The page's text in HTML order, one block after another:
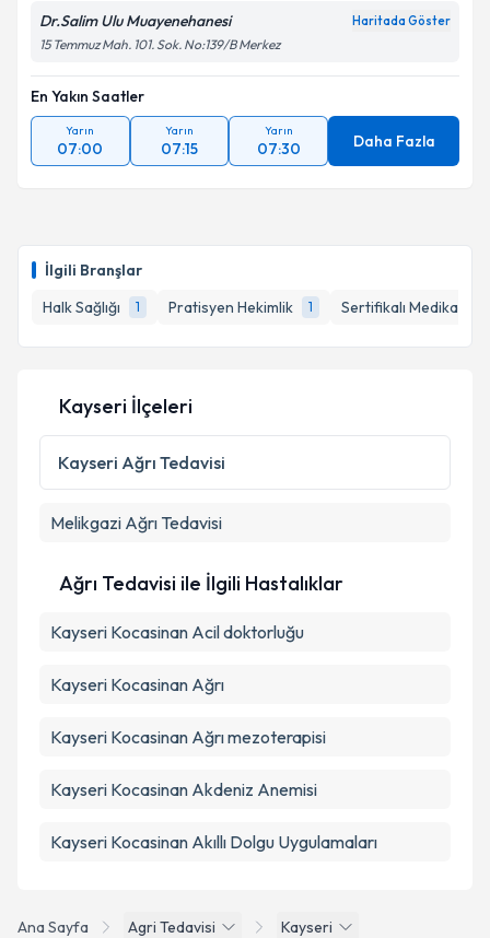
İlgili Branşlar
Halk Sağlığı
1 Pratisyen Hekimlik 1 Sertifikalı Medikal
Kişisel verilerimin işlenmesine ilişkin
Aydınlatma
Metni'ni okudum ve kişisel verilerimin belirtilen
kapsamda işlenmesini kabul ediyorum.
Takvim Talebini Gönder
Dr.Salim Ulu Muayenehanesi Haritada Göster
15 Temmuz Mah. 101. Sok. No:139/B Merkez
En Yakın Saatler
Yarın
07:00
Yarın
07:15
Yarın
07:30 Daha Fazla
Ana Sayfa Agri Tedavisi
Kayseri
Kayseri İlçeleri
Kayseri Ağrı Tedavisi
Melikgazi Ağrı Tedavisi
Ağrı Tedavisi ile İlgili Hastalıklar
Kayseri Kocasinan Acil doktorluğu
Kayseri Kocasinan Ağrı
Kayseri Kocasinan Ağrı mezoterapisi
Kayseri Kocasinan Akdeniz Anemisi
Kayseri Kocasinan Akıllı Dolgu Uygulamaları